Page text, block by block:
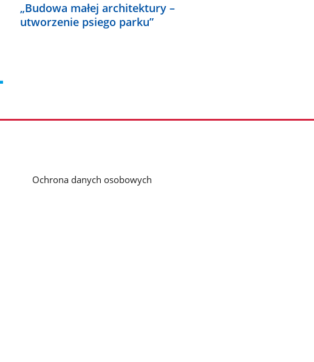
„Budowa małej architektury –
utworzenie psiego parku”
Ochrona danych osobowych